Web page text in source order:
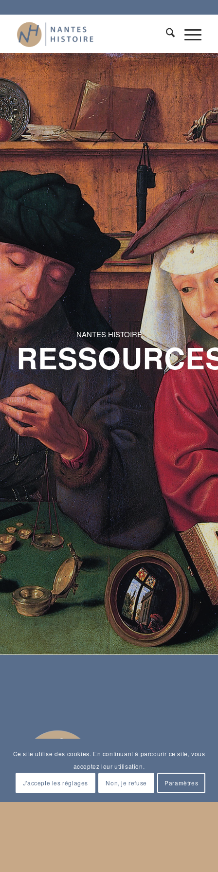
NANTES HISTOIRE
Ce site utilise des cookies. En continuant à parcourir ce site, vous
acceptez leur utilisation.
J'accepte les réglages Non, je refuse Paramètres